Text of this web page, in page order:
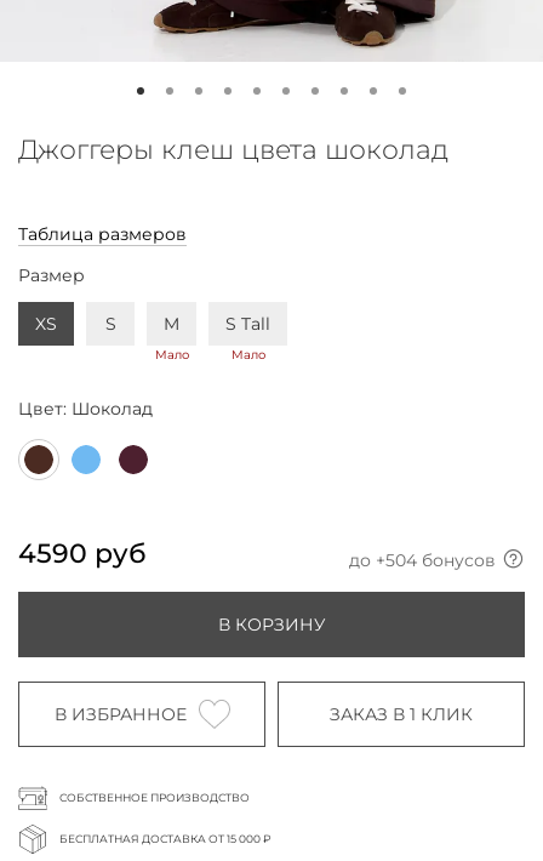
Джоггеры клеш цвета шоколад
Таблица размеров
Размер
XS S M
Мало
S Tall
Мало
Цвет: Шоколад
4590 руб до +504 бонусов
В КОРЗИНУ
В ИЗБРАННОЕ ЗАКАЗ В 1 КЛИК
СОБСТВЕННОЕ ПРОИЗВОДСТВО
БЕСПЛАТНАЯ ДОСТАВКА ОТ 15 000 ₽